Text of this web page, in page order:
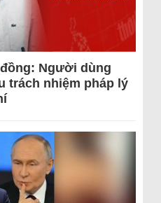
Người dùng
trách nhiệm pháp lý